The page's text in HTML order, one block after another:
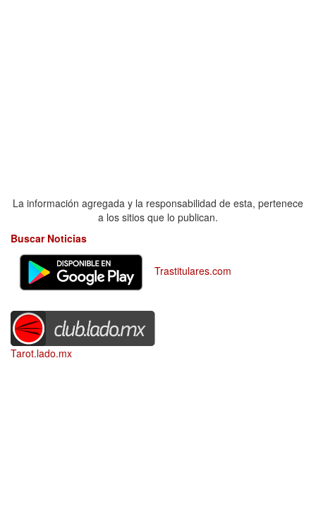
La información agregada y la responsabilidad de esta, pertenece
a los sitios que lo publican.
Buscar Noticias
Trastitulares.com
Tarot.lado.mx